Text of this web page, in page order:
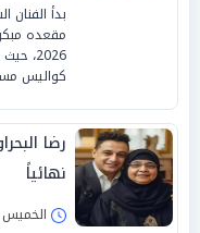
بدأ
مقعده
كواليس
رضا
نهائياً
الخميس 22/يناير/2026 - 09:00 م